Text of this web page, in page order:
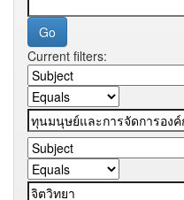
Current filters: